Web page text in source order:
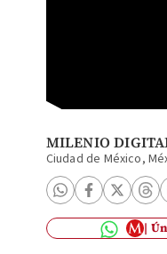
MILENIO
Ciudad de México,